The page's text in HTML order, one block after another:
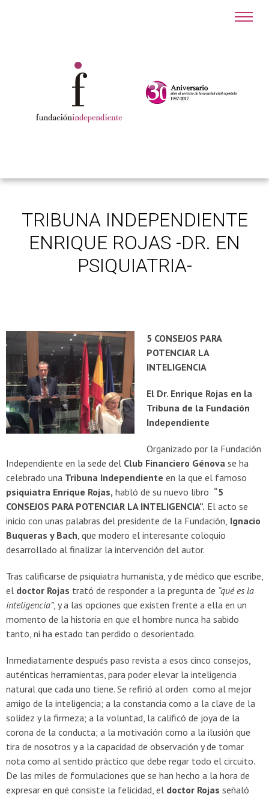
TRIBUNA INDEPENDIENTE
ENRIQUE ROJAS -DR. EN
PSIQUIATRIA-
5 CONSEJOS PARA
POTENCIAR LA
INTELIGENCIA
El Dr. Enrique Rojas en la
Tribuna de la Fundación
Independiente
Organizado por la Fundación
Independiente en la sede del Club Financiero Génova se ha
celebrado una Tribuna Independiente en la que el famoso
psiquiatra Enrique Rojas, habló de su nuevo libro “5
CONSEJOS PARA POTENCIAR LA INTELIGENCIA”. El acto se
inicio con unas palabras del presidente de la Fundación, Ignacio
Buqueras y Bach , que modero el interesante coloquio
desarrollado al finalizar la intervención del autor.
Tras calificarse de psiquiatra humanista, y de médico que escribe,
el doctor Rojas trató de responder a la pregunta de “qué es la
inteligencia”, y a las opciones que existen frente a ella en un
momento de la historia en que el hombre nunca ha sabido
tanto, ni ha estado tan perdido o desorientado.
Inmediatamente después paso revista a esos cinco consejos,
auténticas herramientas, para poder elevar la inteligencia
natural que cada uno tiene. Se refirió al orden como al mejor
amigo de la inteligencia; a la constancia como a la clave de la
solidez y la firmeza; a la voluntad, la calificó de joya de la
corona de la conducta; a la motivación como a la ilusión que
tira de nosotros y a la capacidad de observación y de tomar
nota como al sentido práctico que debe regar todo el circuito.
De las miles de formulaciones que se han hecho a la hora de
expresar en qué consiste la felicidad, el doctor Rojas señaló